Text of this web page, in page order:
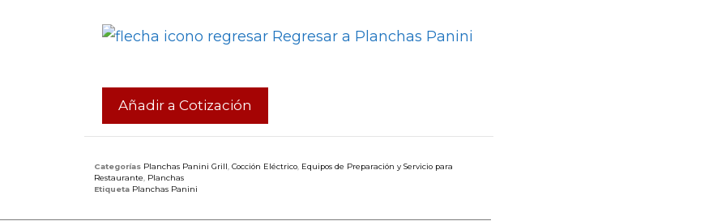
Regresar a Planchas Panini
Añadir a Cotización
Categorías Planchas Panini Grill Cocción Eléctrico Equipos de Preparación y Servicio para
Restaurante
Planchas
Etiqueta Planchas Panini